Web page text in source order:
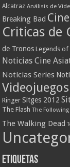
Alcatraz Análisis de
Breaking Bad
Criticas de
de Tronos Legends
Noticias Cine
Noticias Series
Videojuegos
Ringer Sitges 2012
The Flash The Following
The Walking Dead
Etiquetas